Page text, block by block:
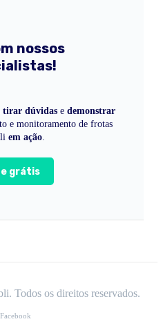
nossos
tirar dúvidase demonstrar
e monitoramento de frotas
em ação.
grátis
Todos os direitos reservados.
Facebook